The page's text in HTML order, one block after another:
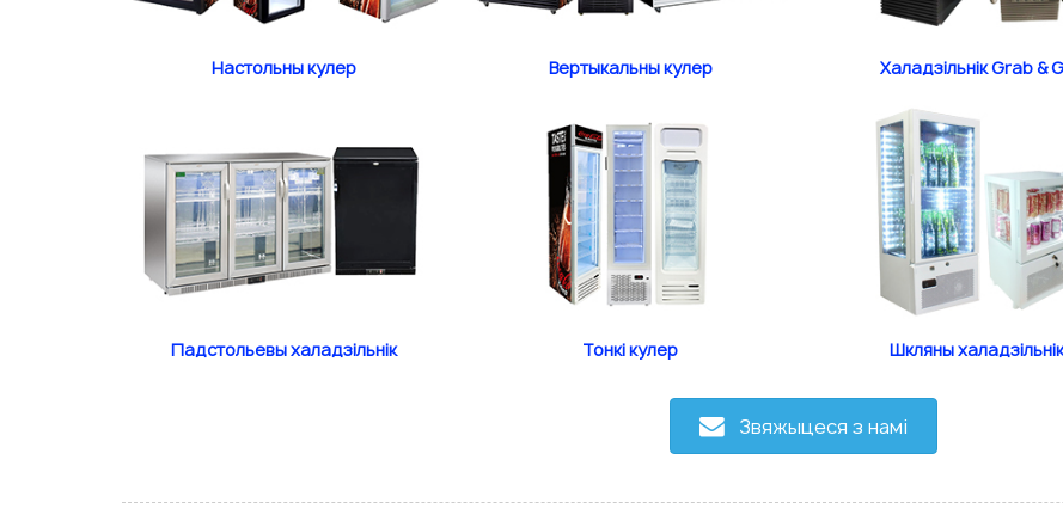
Настольны кулер Вертыкальны кулер Халадзільнік Grab &
Падстольевы халадзільнік Тонкі кулер Шкляны халадзільнік
Звяжыцеся з намі